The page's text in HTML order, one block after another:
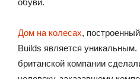
Дом на колесах,
Builds является
британской компании